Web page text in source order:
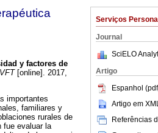
Serviços
Journal
SciELO
Artigo
Espanhol
Artigo em XML
Referências
y factores de
[online]. 2017,
importantes
familiares y
rurales de
fue evaluar la